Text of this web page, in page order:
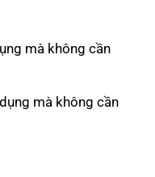
mà không cần
mà không cần